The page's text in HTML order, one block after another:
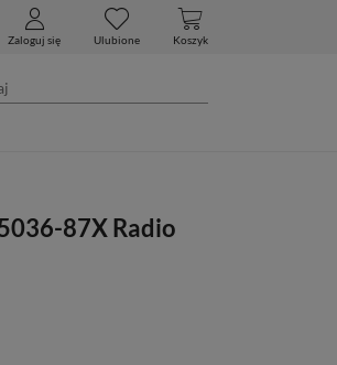
Zaloguj się Ulubione Koszyk
87X Radio